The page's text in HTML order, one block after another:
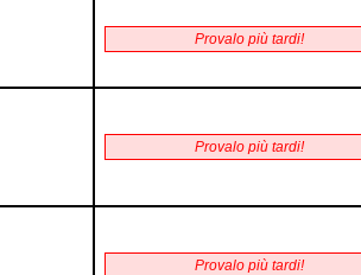
Provalo più tardi!
Provalo più tardi!
Provalo più tardi!